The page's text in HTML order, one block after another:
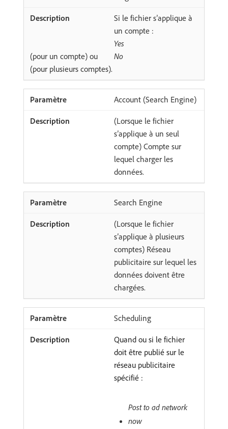
Si le fichier s’applique à
un compte :
Yes
(pour un compte) ou
No
(pour plusieurs comptes).
Account (Search Engine)
(Lorsque le fichier
s’applique à un seul
compte) Compte sur
lequel charger les
données.
Search Engine
(Lorsque le fichier
s’applique à plusieurs
comptes) Réseau
publicitaire sur lequel les
données doivent être
chargées.
Scheduling
Quand ou si le fichier
doit être publié sur le
réseau publicitaire
spécifié :
Post to ad network
now